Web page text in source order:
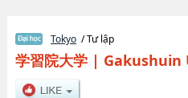
Tokyo / Tư lập
学習院大学| Gakushuin